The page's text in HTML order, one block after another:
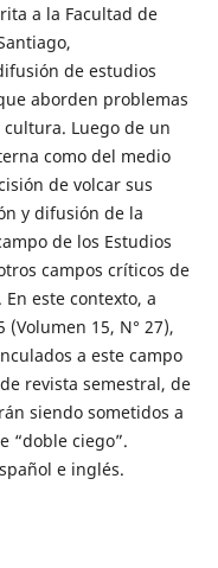
a la Facultad de
de estudios
aborden problemas
Luego de un
como del medio
de volcar sus
y difusión de la
de los Estudios
campos críticos de
este contexto, a
15, N° 27),
a este campo
revista semestral, de
siendo sometidos a
“doble ciego”.
e inglés.